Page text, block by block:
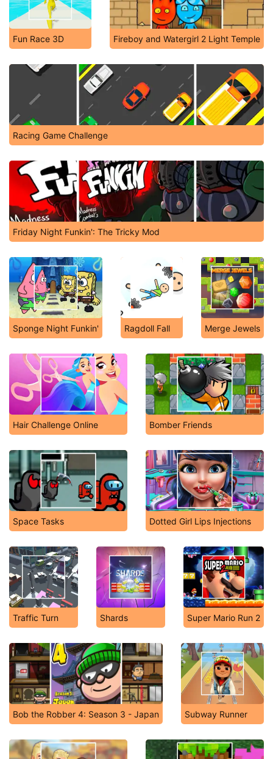
Fun Race 3D Fireboy and Watergirl 2 Light Temple
Racing Game Challenge
Friday Night Funkin': The Tricky Mod
Sponge Night Funkin' Ragdoll Fall Merge Jewels
Hair Challenge Online Bomber Friends
Space Tasks Dotted Girl Lips Injections
Traffic Turn Shards Super Mario Run 2
Bob the Robber 4: Season 3 - Japan Subway Runner